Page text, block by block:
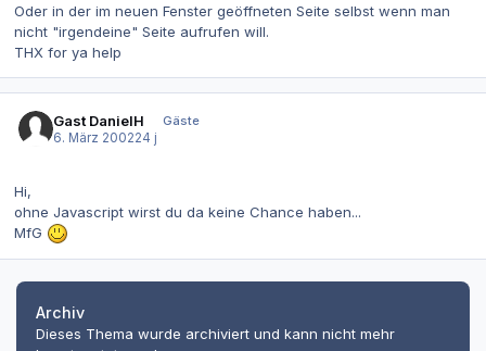
Oder in der im neuen Fenster geöffneten Seite selbst wenn man
nicht "irgendeine" Seite aufrufen will.
THX for ya help
Gast DanielH
Gäste
6. März 200224 j
Hi,
ohne Javascript wirst du da keine Chance haben...
MfG
Archiv
Dieses Thema wurde archiviert und kann nicht mehr